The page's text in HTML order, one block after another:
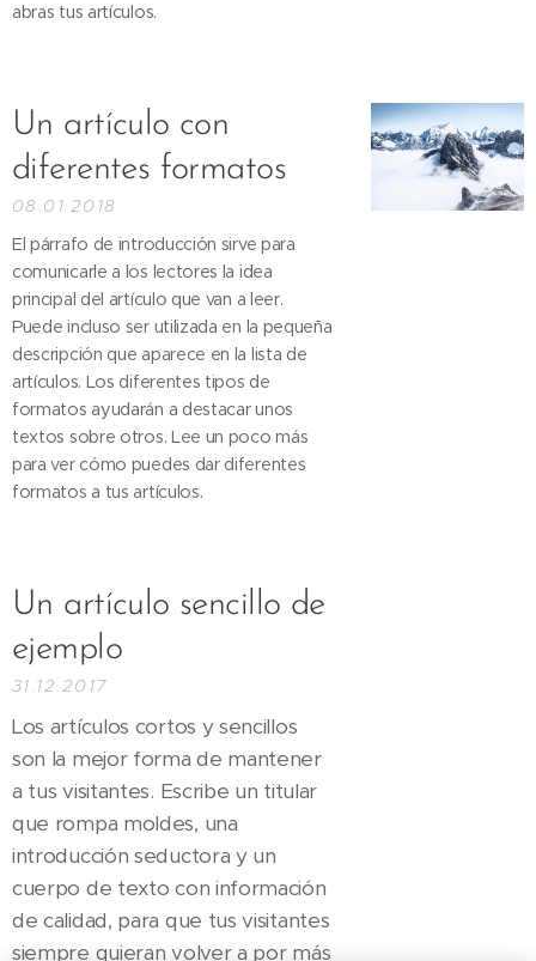
abras tus artículos.
Un artículo con
diferentes formatos
08.01.2018
El párrafo de introducción sirve para
comunicarle a los lectores la idea
principal del artículo que van a leer.
Puede incluso ser utilizada en la pequeña
descripción que aparece en la lista de
artículos. Los diferentes tipos de
formatos ayudarán a destacar unos
textos sobre otros. Lee un poco más
para ver cómo puedes dar diferentes
formatos a tus artículos.
Un artículo sencillo de
ejemplo
31.12.2017
Los artículos cortos y sencillos
son la mejor forma de mantener
a tus visitantes. Escribe un titular
que rompa moldes, una
introducción seductora y un
cuerpo de texto con información
de calidad, para que tus visitantes
siempre quieran volver a por más